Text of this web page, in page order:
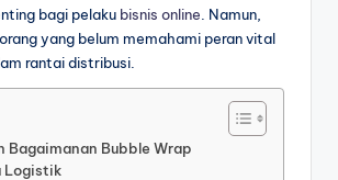
bagi pelaku bisnis online . Namun,
yang belum memahami peran vital
rantai distribusi.
Bagaimanan Bubble Wrap
Logistik